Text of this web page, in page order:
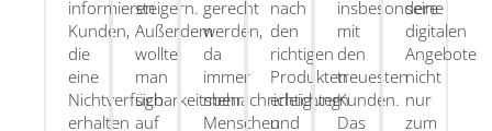
informieren
Kunden,
die
eine
Nichtverfügbarkeitsbenachrichtigung
erhalten
steigern.
Außerdem
wollte
man
sich
auf
gerecht
werden,
da
immer
mehr
Menschen
nach
den
richtigen
Produkten
erleichtern
und
insbesondere
mit
den
treuesten
Kunden.
Das
seine
digitalen
Angebote
nicht
nur
zum